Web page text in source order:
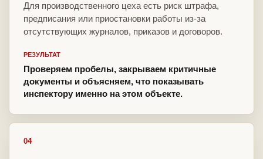
Для производственного цеха есть риск штрафа,
предписания или приостановки работы из-за
отсутствующих журналов, приказов и договоров.
РЕЗУЛЬТАТ
Проверяем пробелы, закрываем критичные
документы и объясняем, что показывать
инспектору именно на этом объекте.
04